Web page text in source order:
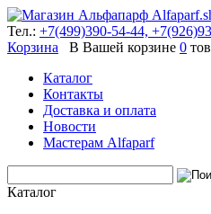
Тел.: +7(499)390-54-44,
Корзина В Вашей корзине 0
Каталог
Контакты
Доставка и оплата
Новости
Мастерам Alfaparf
Каталог